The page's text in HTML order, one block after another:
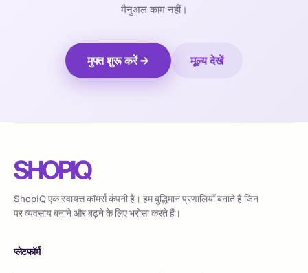
मैनुअल काम नहीं।
मुफ्त शुरू करें → मूल्य देखें
ShopIQ एक स्वायत्त कॉमर्स कंपनी है। हम बुद्धिमान प्रणालियाँ बनाते हैं जिन
पर व्यवसाय बनाने और बढ़ने के लिए भरोसा करते हैं।
प्लेटफॉर्म